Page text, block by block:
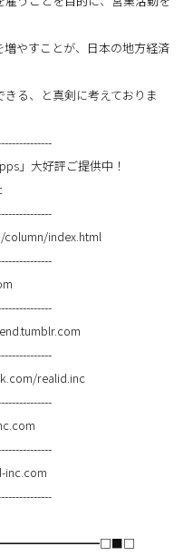
やすことが、日本の地方経済
る、と真剣に考えておりま
」大好評ご提供中！
index.html
realid.inc
inc.com